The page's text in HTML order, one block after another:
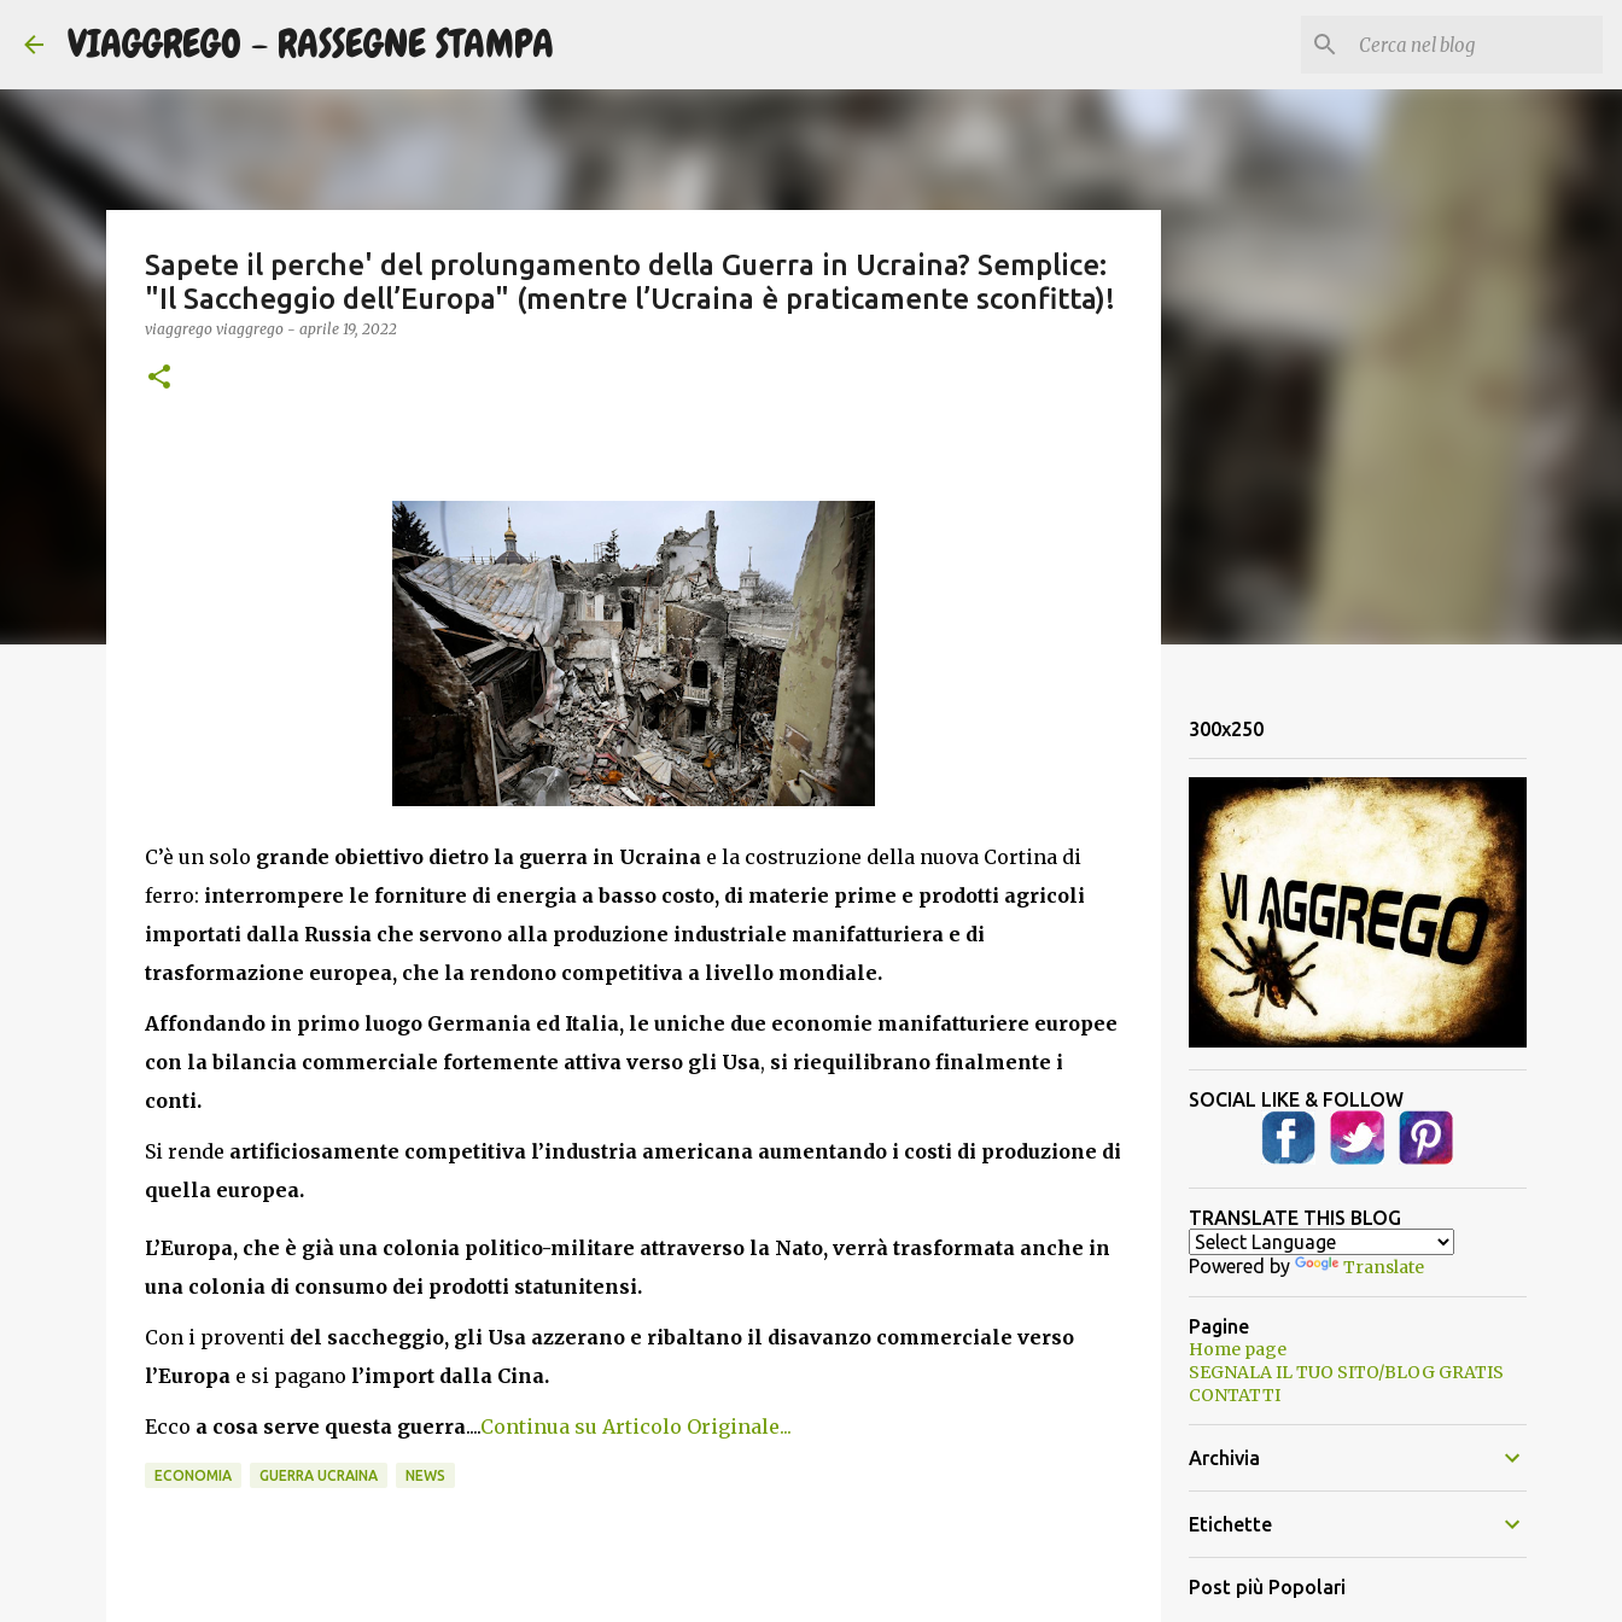
VIAGGREGO - RASSEGNE STAMPA
Sapete il perche' del prolungamento della Guerra in Ucraina? Semplice:
"Il Saccheggio dell’Europa" (mentre l’Ucraina è praticamente sconfitta)!
viaggrego viaggrego - aprile 19, 2022
C’è un solo grande obiettivo dietro la guerra in Ucraina e la costruzione della nuova Cortina di
ferro: interrompere le forniture di energia a basso costo, di materie prime e prodotti agricoli
importati dalla Russia che servono alla produzione industriale manifatturiera e di
trasformazione europea, che la rendono competitiva a livello mondiale.
Affondando in primo luogo Germania ed Italia, le uniche due economie manifatturiere europee
con la bilancia commerciale fortemente attiva verso gli Usa, si riequilibrano finalmente i
conti.
Si rende artificiosamente competitiva l’industria americana aumentando i costi di produzione di
quella europea.
L’Europa, che è già una colonia politico-militare attraverso la Nato, verrà trasformata anche in
una colonia di consumo dei prodotti statunitensi.
Con i proventi del saccheggio, gli Usa azzerano e ribaltano il disavanzo commerciale verso
l’Europae si pagano l’import dalla Cina.
Ecco a cosa serve questa guerra....Continua su Articolo Originale...
ECONOMIA GUERRA UCRAINA NEWS
300x250
SOCIAL LIKE & FOLLOW
TRANSLATE THIS BLOG
Powered by Translate
Pagine
Home page
SEGNALA IL TUO SITO/BLOG GRATIS
CONTATTI
Archivia
Etichette
Post più Popolari